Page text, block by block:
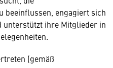
beeinflussen, engagiert sich
unterstützt ihre Mitglieder in
(gemäß